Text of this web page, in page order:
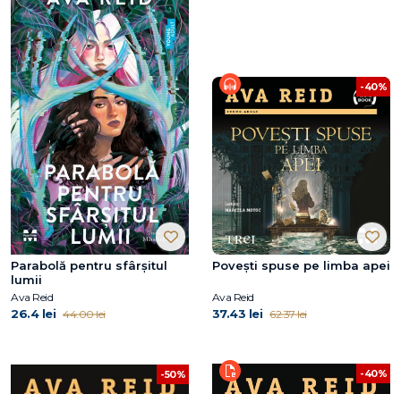
Parabolă pentru sfârșitul
lumii
Ava Reid
26.4 lei 44.00 lei
-40%
Povești spuse pe limba apei
Ava Reid
37.43 lei 62.37 lei
-50% -40%